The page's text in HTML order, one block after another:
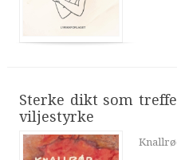
Sterke dikt som
viljestyrke